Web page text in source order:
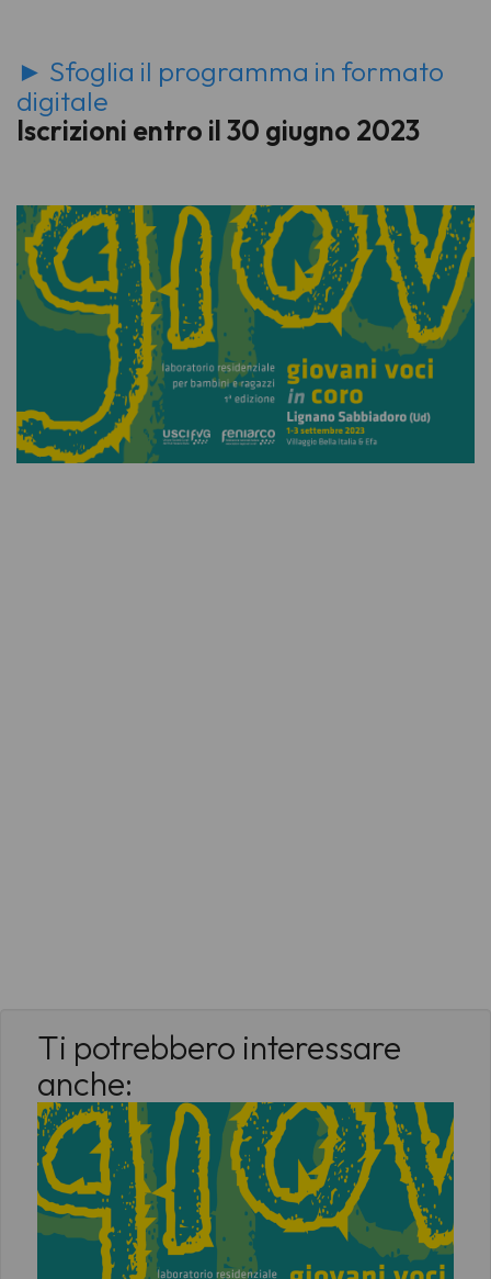
► Sfoglia il programma in formato
digitale
Iscrizioni entro il 30 giugno 2023
Ti potrebbero interessare
anche: